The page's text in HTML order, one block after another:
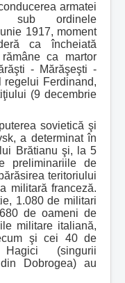
armatei
sub ordinele
1917, moment
ca încheiată
ca martor
- Mărăşeşti -
regelui Ferdinand,
(9 decembrie
sovietică şi
a determinat în
Brătianu şi, la 5
preliminariile de
teritoriului
militară franceză.
1.080 de militari
de oameni de
militare italiană,
şi cei 40 de
(singurii
Dobrogea) au